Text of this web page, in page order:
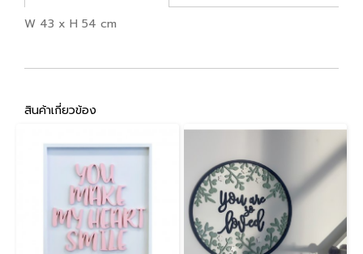
W 43 x H 54 cm
สินค้าเกี่ยวข้อง